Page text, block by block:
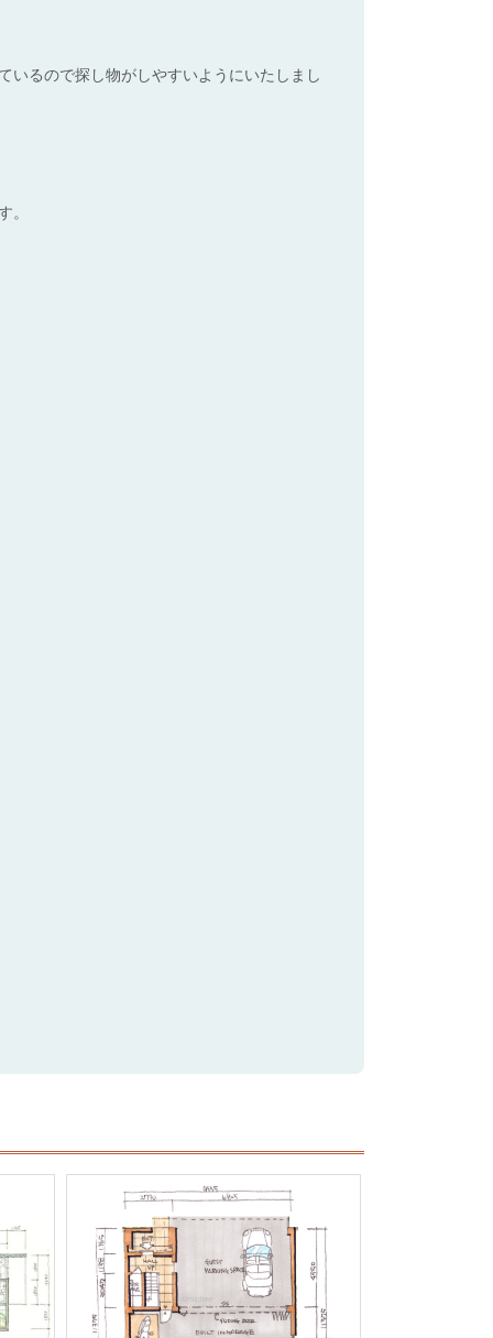
いるので探し物がしやすいようにいたしまし
。